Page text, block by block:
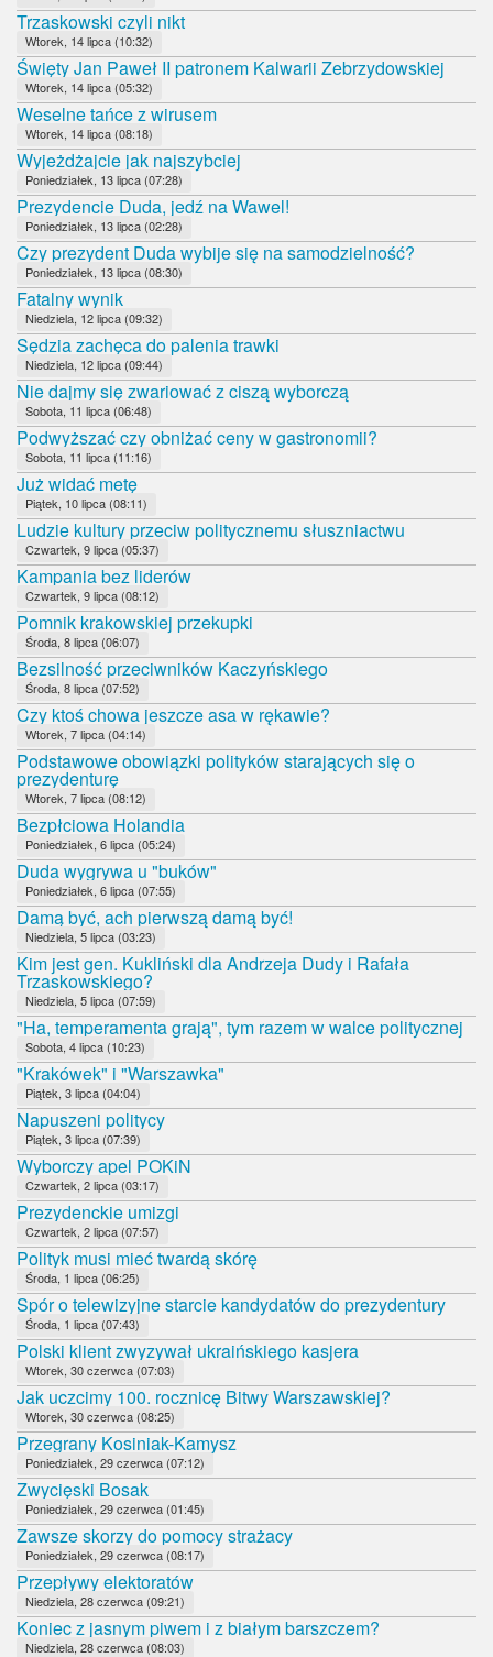
Trzaskowski czyli nikt
Wtorek, 14 lipca (10:32)
Święty Jan Paweł II patronem Kalwarii Zebrzydowskiej
Wtorek, 14 lipca (05:32)
Weselne tańce z wirusem
Wtorek, 14 lipca (08:18)
Wyjeżdżajcie jak najszybciej
Poniedziałek, 13 lipca (07:28)
Prezydencie Duda, jedź na Wawel!
Poniedziałek, 13 lipca (02:28)
Czy prezydent Duda wybije się na samodzielność?
Poniedziałek, 13 lipca (08:30)
Fatalny wynik
Niedziela, 12 lipca (09:32)
Sędzia zachęca do palenia trawki
Niedziela, 12 lipca (09:44)
Nie dajmy się zwariować z ciszą wyborczą
Sobota, 11 lipca (06:48)
Podwyższać czy obniżać ceny w gastronomii?
Sobota, 11 lipca (11:16)
Już widać metę
Piątek, 10 lipca (08:11)
Ludzie kultury przeciw politycznemu słuszniactwu
Czwartek, 9 lipca (05:37)
Kampania bez liderów
Czwartek, 9 lipca (08:12)
Pomnik krakowskiej przekupki
Środa, 8 lipca (06:07)
Bezsilność przeciwników Kaczyńskiego
Środa, 8 lipca (07:52)
Czy ktoś chowa jeszcze asa w rękawie?
Wtorek, 7 lipca (04:14)
Podstawowe obowiązki polityków starających się o
prezydenturę
Wtorek, 7 lipca (08:12)
Bezpłciowa Holandia
Poniedziałek, 6 lipca (05:24)
Duda wygrywa u "buków"
Poniedziałek, 6 lipca (07:55)
Damą być, ach pierwszą damą być!
Niedziela, 5 lipca (03:23)
Kim jest gen. Kukliński dla Andrzeja Dudy i Rafała
Trzaskowskiego?
Niedziela, 5 lipca (07:59)
"Ha, temperamenta grają", tym razem w walce politycznej
Sobota, 4 lipca (10:23)
"Krakówek" i "Warszawka"
Piątek, 3 lipca (04:04)
Napuszeni politycy
Piątek, 3 lipca (07:39)
Wyborczy apel POKiN
Czwartek, 2 lipca (03:17)
Prezydenckie umizgi
Czwartek, 2 lipca (07:57)
Polityk musi mieć twardą skórę
Środa, 1 lipca (06:25)
Spór o telewizyjne starcie kandydatów do prezydentury
Środa, 1 lipca (07:43)
Polski klient zwyzywał ukraińskiego kasjera
Wtorek, 30 czerwca (07:03)
Jak uczcimy 100. rocznicę Bitwy Warszawskiej?
Wtorek, 30 czerwca (08:25)
Przegrany Kosiniak-Kamysz
Poniedziałek, 29 czerwca (07:12)
Zwycięski Bosak
Poniedziałek, 29 czerwca (01:45)
Zawsze skorzy do pomocy strażacy
Poniedziałek, 29 czerwca (08:17)
Przepływy elektoratów
Niedziela, 28 czerwca (09:21)
Koniec z jasnym piwem i z białym barszczem?
Niedziela, 28 czerwca (08:03)